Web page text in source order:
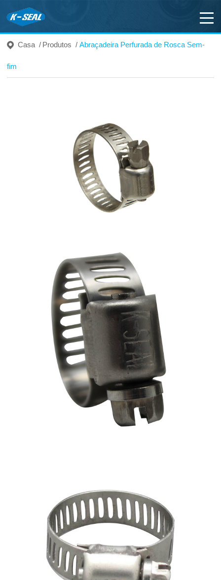
Casa / Produtos / Abraçadeira Perfurada de Rosca Sem-
fim